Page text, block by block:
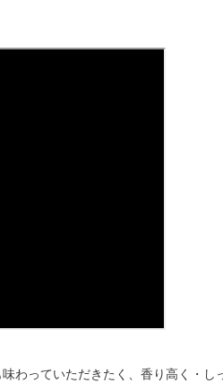
わっていただきたく、香り高く・し